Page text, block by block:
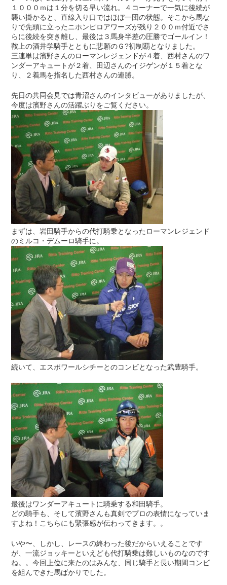
１０００ｍは１分を切る早い流れ。４コーナーで一気に後続が
襲い掛かると、直線入り口ではほぼ一団の状態。そこから馬な
りで先頭に立ったニホンピロアワーズが残り２００ｍ付近でさ
らに後続を突き離し、最後は３馬身半差の圧勝でゴールイン！
鞍上の酒井学騎手とともに悲願のＧ?初制覇となりました。
三連単は濱野さんのローマンレジェンドが４着、西村さんのワ
ンダーアキュートが２着、田辺さんのイジゲンが１５着とな
り、２着馬を指名した西村さんの連勝。
先日の共同会見では青沼さんのインタビューがありましたが、
今度は濱野さんの活躍ぶりをご覧ください。
まずは、岩田騎手からの代打騎乗となったローマンレジェンド
のミルコ・デムーロ騎手に。
続いて、エスポワールシチーとのコンビとなった武豊騎手。
最後はワンダーアキュートに騎乗する和田騎手。
どの騎手も、そして濱野さんも真剣でプロの表情になっていま
すよね！こちらにも緊張感が伝わってきます。。
いや〜、しかし、レースの終わった後だからいえることです
が、一流ジョッキーといえども代打騎乗は難しいものなのです
ね。。今回上位に来たのはみんな、同じ騎手と長い期間コンビ
を組んできた馬ばかりでした。